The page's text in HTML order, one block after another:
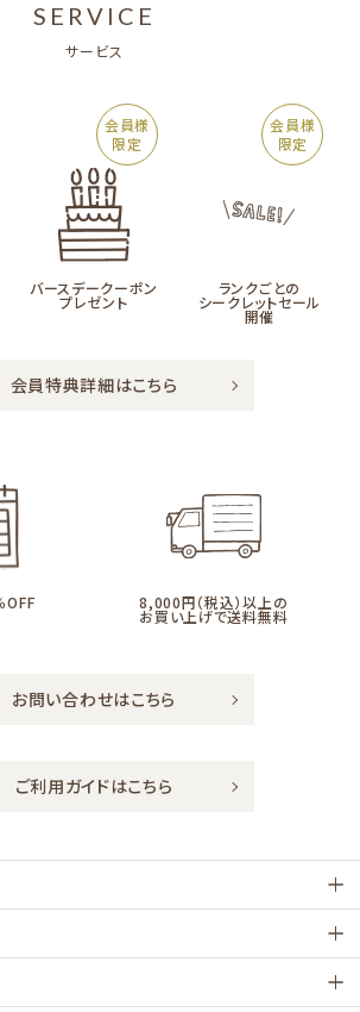
SERVICE
サービス
会員様
限定
バースデークーポン
プレゼント
会員様
限定
ランクごとの
シークレットセール
開催
会員特典詳細はこちら
OFF 8,000円（税込）以上の
お買い上げで送料無料
お問い合わせはこちら
ご利用ガイドはこちら